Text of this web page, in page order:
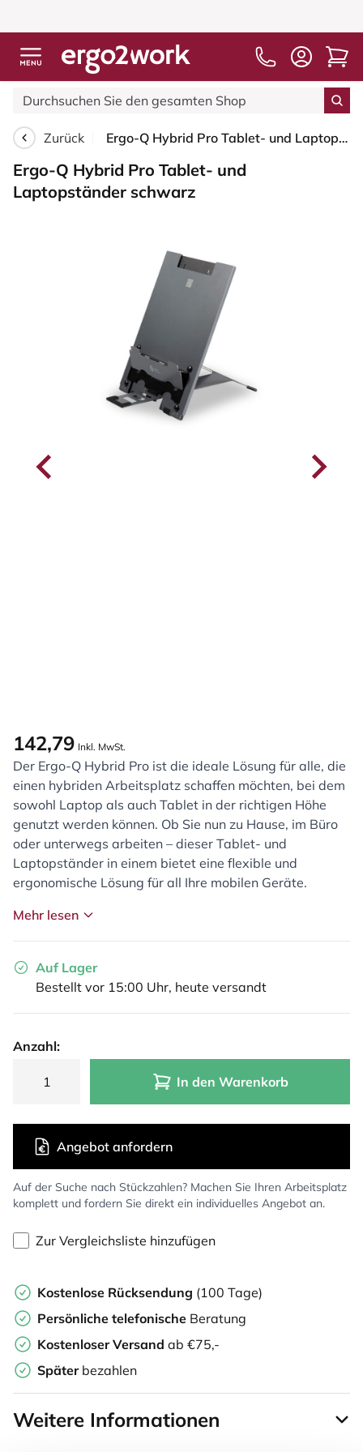
Zurück Ergo-Q Hybrid Pro Tablet- und Laptopständer schwarz
Ergo-Q Hybrid Pro Tablet- und
Laptopständer schwarz
142,79 Inkl. MwSt.
Der Ergo-Q Hybrid Pro ist die ideale Lösung für alle, die
einen hybriden Arbeitsplatz schaffen möchten, bei dem
sowohl Laptop als auch Tablet in der richtigen Höhe
genutzt werden können. Ob Sie nun zu Hause, im Büro
oder unterwegs arbeiten – dieser Tablet- und
Laptopständer in einem bietet eine flexible und
ergonomische Lösung für all Ihre mobilen Geräte.
Mehr lesen
Auf Lager
Bestellt vor 15:00 Uhr, heute versandt
Anzahl:
In den Warenkorb
Auf der Suche nach Stückzahlen? Machen Sie Ihren Arbeitsplatz
komplett und fordern Sie direkt ein individuelles Angebot an.
Angebot anfordern
Zur Vergleichsliste hinzufügen
Kostenlose Rücksendung (100 Tage)
Persönliche telefonische Beratung
Kostenloser Versand ab €75,-
Später bezahlen
Weitere Informationen